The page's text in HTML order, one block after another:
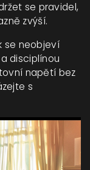
se pravidel,
zvýší.
se neobjeví
disciplínou
napětí bez
s